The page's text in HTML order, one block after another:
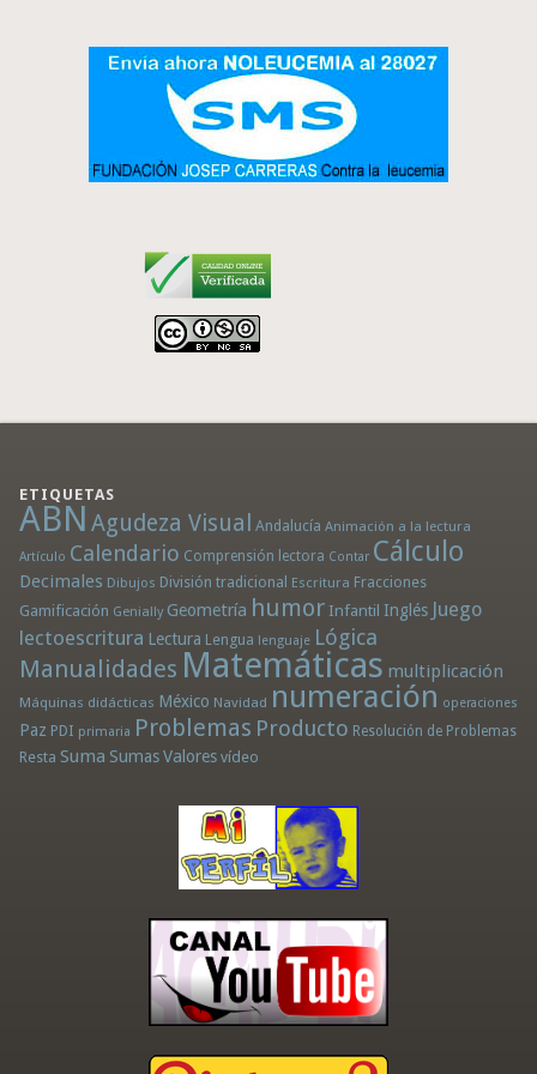
ETIQUETAS
ABN Agudeza Visual Andalucía Animación a la lectura
Artículo Calendario Comprensión lectora Contar Cálculo
Decimales Dibujos División tradicional Escritura Fracciones
Gamificación Genially Geometría humor Infantil Inglés Juego
lectoescritura Lectura Lengua lenguaje Lógica
Manualidades Matemáticas multiplicación
Máquinas didácticas México Navidad numeración operaciones
Paz PDI primaria Problemas Producto Resolución de Problemas
Resta Suma Sumas Valores vídeo